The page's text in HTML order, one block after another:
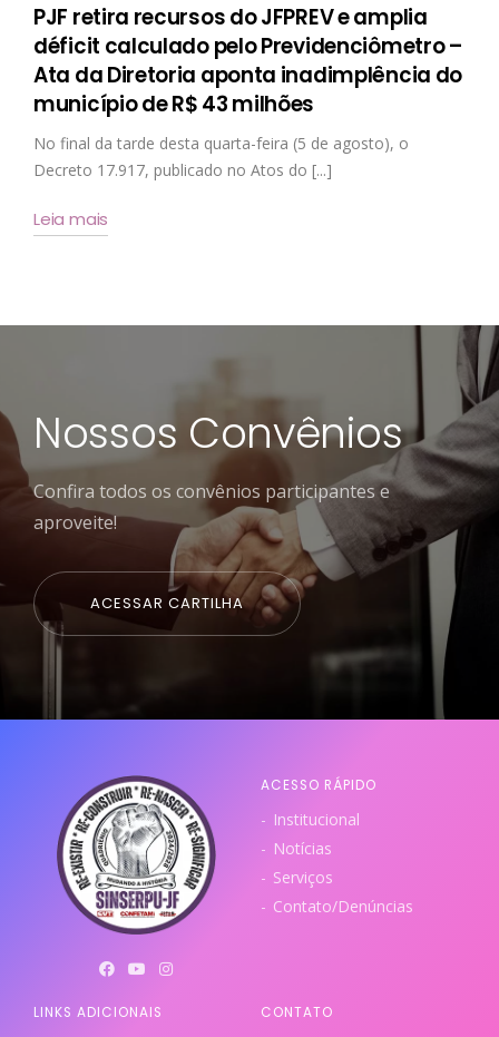
PJF retira recursos do JFPREV e amplia
déficit calculado pelo Previdenciômetro –
Ata da Diretoria aponta inadimplência do
município de R$ 43 milhões
No final da tarde desta quarta-feira (5 de agosto), o
Decreto 17.917, publicado no Atos do [...]
Leia mais
Nossos Convênios
Confira todos os convênios participantes e
aproveite!
ACESSAR CARTILHA
ACESSO RÁPIDO
Institucional
Notícias
Serviços
Contato/Denúncias
LINKS ADICIONAIS CONTATO